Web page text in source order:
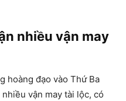
nhiều vận may
hoàng đạo vào Thứ Ba
vận may tài lộc, có